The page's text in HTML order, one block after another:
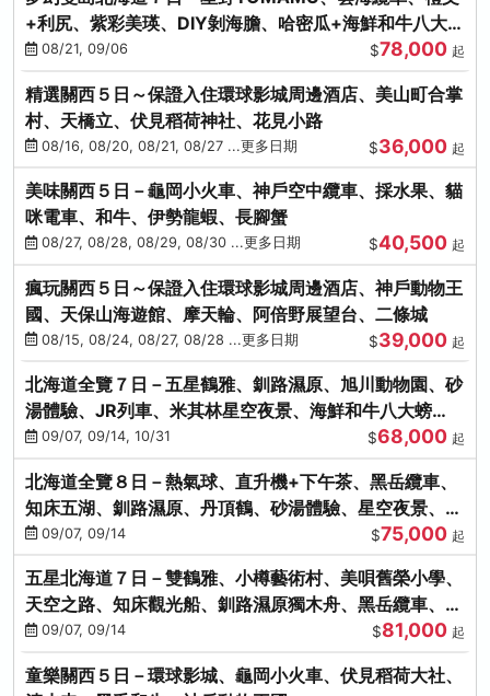
+利尻、紫彩美瑛、DIY剝海膽、哈密瓜+海鮮和牛八大螃
蟹吃到飽
08/21, 09/06 $78,000 起
精選關西５日～保證入住環球影城周邊酒店、美山町合掌
村、天橋立、伏見稻荷神社、花見小路
08/16, 08/20, 08/21, 08/27 ...更多日期 $36,000 起
美味關西５日－龜岡小火車、神戶空中纜車、採水果、貓
咪電車、和牛、伊勢龍蝦、長腳蟹
08/27, 08/28, 08/29, 08/30 ...更多日期 $40,500 起
瘋玩關西５日～保證入住環球影城周邊酒店、神戶動物王
國、天保山海遊館、摩天輪、阿倍野展望台、二條城
08/15, 08/24, 08/27, 08/28 ...更多日期 $39,000 起
北海道全覽７日－五星鶴雅、釧路濕原、旭川動物園、砂
湯體驗、JR列車、米其林星空夜景、海鮮和牛八大螃
蟹、卡哇依熊牧場
09/07, 09/14, 10/31 $68,000 起
北海道全覽８日－熱氣球、直升機+下午茶、黑岳纜車、
知床五湖、釧路濕原、丹頂鶴、砂湯體驗、星空夜景、洞
爺花火、螃蟹懷石料理
09/07, 09/14 $75,000 起
五星北海道７日－雙鶴雅、小樽藝術村、美唄舊榮小學、
天空之路、知床觀光船、釧路濕原獨木舟、黑岳纜車、流
冰硝子館DIY玻璃杯
09/07, 09/14 $81,000 起
童樂關西５日－環球影城、龜岡小火車、伏見稻荷大社、